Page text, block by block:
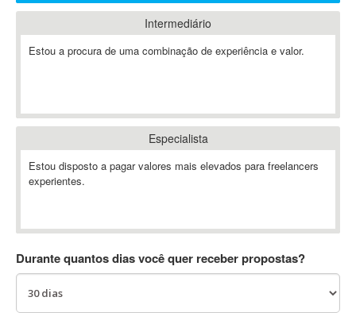
ABAP
Abaqus
ABBYY FineReader
Ableton
Ableton Push
Abstract
AC3
Intermediário
Estou a procura de uma combinação de experiência e valor.
Especialista
Estou disposto a pagar valores mais elevados para freelancers
experientes.
Durante quantos dias você quer receber propostas?